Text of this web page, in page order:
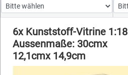
6x Kunststoff-Vitrine 1:18
Aussenmaße: 30cmx
12,1cmx 14,9cm